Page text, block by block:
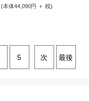
(本体44,090円 ＋ 税)
5 次 最後